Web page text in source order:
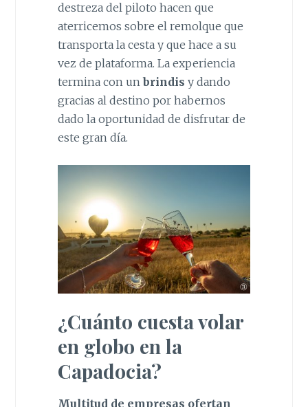
destreza del piloto hacen que
aterricemos sobre el remolque que
transporta la cesta y que hace a su
vez de plataforma. La experiencia
termina con un brindis y dando
gracias al destino por habernos
dado la oportunidad de disfrutar de
este gran día.
¿Cuánto cuesta volar
en globo en la
Capadocia?
Multitud de empresas ofertan